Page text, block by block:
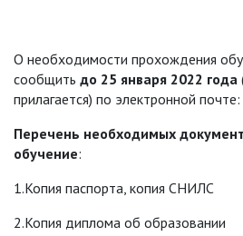
О необходимоcти прохождения
сообщить до 25 января 2022 года
прилагается) по электронной почте:
Перечень необходимых
обучение:
1.Копия паспорта, копия СНИЛС
2.Копия диплома об образовании